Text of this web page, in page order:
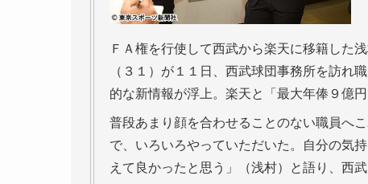
ＦＡ権を行使して西武から楽天に移籍した
（３１）が１１日、西武球団事務所を訪れ
的な新情報が浮上。楽天と「最大年俸９億
普段あまり顔を合わせることのない職員へ
で、いろいろやっていただいた。自分の気
えて良かったと思う」（浅村）と語り、西